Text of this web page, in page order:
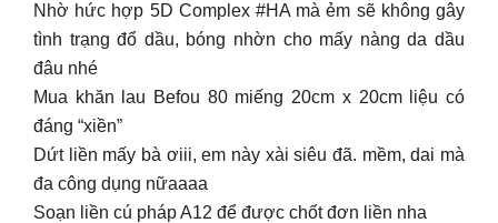
Nhờ hức hợp 5D Complex #HA mà ẻm sẽ không gây
tình trạng đổ dầu, bóng nhờn cho mấy nàng da dầu
đâu nhé
Mua khăn lau Befou 80 miếng 20cm x 20cm liệu có
đáng “xiền”
Dứt liền mấy bà ơiii, em này xài siêu đã. mềm, dai mà
đa công dụng nữaaaa
Soạn liền cú pháp A12 để được chốt đơn liền nha